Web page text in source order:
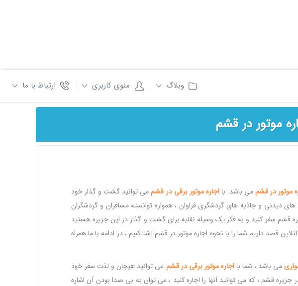
ارتباط با ما منوی کاربری وبلاگ
موتور در قشم
موتور در قشممی باشد. بااجارهموتور برقی در قشممی توانید گشت و گذار خود
دیدنی و جاذبه های گردشگری فراوان ، همواره توانسته مسافران و گردشگران
قشم سفر کنید و به فکر یک وسیله نقلیه برای گشت و گذار در این جزیره هستید
قصد داریم شما را با نحوه اجاره موتور در قشم آشنا کنیم ، در ادامه با ما همراه
می باشد ، شما بااجارهموتور برقی در قشم می توانید هیجان و لذت سفر خود
قشم ، که می توانید آنها را اجاره کنید ، می توان به بی صدا بودن آن اشاره